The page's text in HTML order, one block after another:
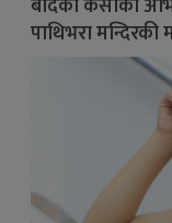
पाथिभरा